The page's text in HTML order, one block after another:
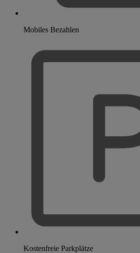
Mobiles Bezahlen
Kostenfreie Parkplätze